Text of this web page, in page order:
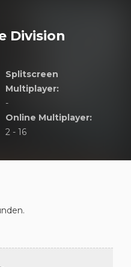
Division
Splitscreen
Multiplayer:
-
Online Multiplayer:
2 - 16